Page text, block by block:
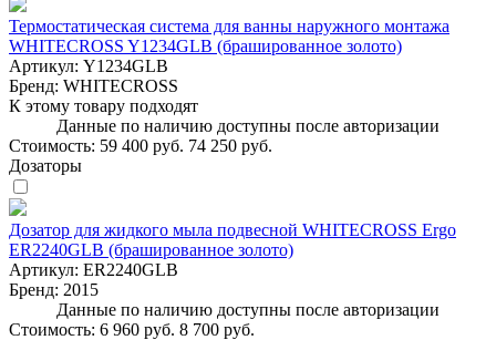
Термостатическая система для ванны наружного монтажа
WHITECROSS Y1234GLB (брашированное золото)
Артикул: Y1234GLB
Бренд: WHITECROSS
К этому товару подходят
Данные по наличию доступны после авторизации
Стоимость: 59 400 руб. 74 250 руб.
Дозаторы
Дозатор для жидкого мыла подвесной WHITECROSS Ergo
ER2240GLB (брашированное золото)
Артикул: ER2240GLB
Бренд: 2015
Данные по наличию доступны после авторизации
Стоимость: 6 960 руб. 8 700 руб.